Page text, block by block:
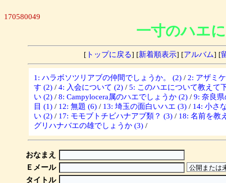
170580049
一寸のハエ
[ トップに戻る] [新着順表示] [アルバム] [
1: ハラボソツリアブの仲間でしょうか。 (2) / 2: アザミ
す (2) / 4: 入会について (2) / 5: このハエについて教えて
い (2) / 8: Campylocera属のハエでしょうか (2) / 9: 奈良
目 (1) / 12: 無題 (6) / 13: 埼玉の面白いハエ (3) / 14: 小さ
い (2) / 17: モモブトチビハナアブ類？ (3) / 18: 名前を教
グリハナバエの雄でしょうか (3) /
おなまえ
Ｅメール
タイトル